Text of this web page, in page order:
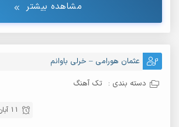
مشاهده بیشتر
عثمان هورامی – خرلی باوانم
دسته بندی : تک آهنگ
11 آبان 1396